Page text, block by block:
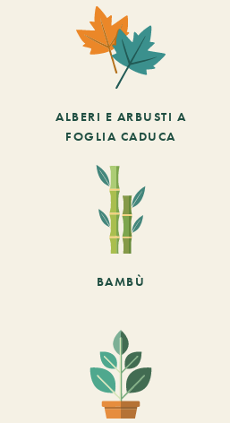
ALBERI E ARBUSTI A
FOGLIA CADUCA
BAMBÙ